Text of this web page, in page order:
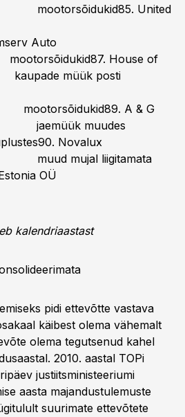
United
Auto
House of
müük posti
A & G
jaemüük muudes
Novalux
liigitamata
Estonia OÜ
kalendriaastast
pidi ettevõtte vastava
käibest olema vähemalt
olema tegutsenud kahel
2010. aastal TOPi
justiitsministeeriumi
aasta majandustulemuste
suurimate ettevõtete